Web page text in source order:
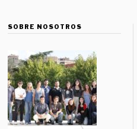
SOBRE NOSOTROS